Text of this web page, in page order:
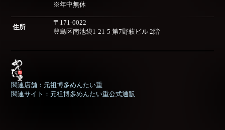
※年中無休
住所
〒171-0022
豊島区南池袋1-21-5 第7野萩ビル 2階
関連店舗：元祖博多めんたい重
関連サイト：元祖博多めんたい重公式通販